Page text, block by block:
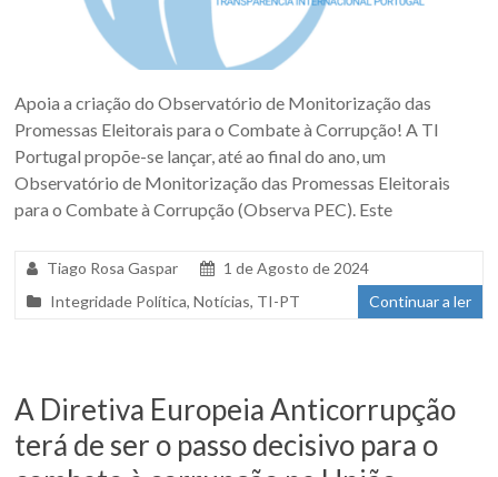
Apoia a criação do Observatório de Monitorização das
Promessas Eleitorais para o Combate à Corrupção! A TI
Portugal propõe-se lançar, até ao final do ano, um
Observatório de Monitorização das Promessas Eleitorais
para o Combate à Corrupção (Observa PEC). Este
Tiago Rosa Gaspar
1 de Agosto de 2024
Integridade Política,Notícias, TI-PT Continuar a ler
A Diretiva Europeia Anticorrupção
terá de ser o passo decisivo para o